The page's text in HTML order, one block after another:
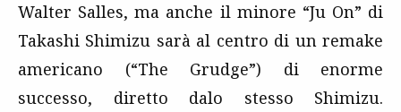
Walter Salles, ma anche il minore “Ju On” di
Takashi Shimizu sarà al centro di un remake
americano (“The Grudge”) di enorme
successo, diretto dalo stesso Shimizu.